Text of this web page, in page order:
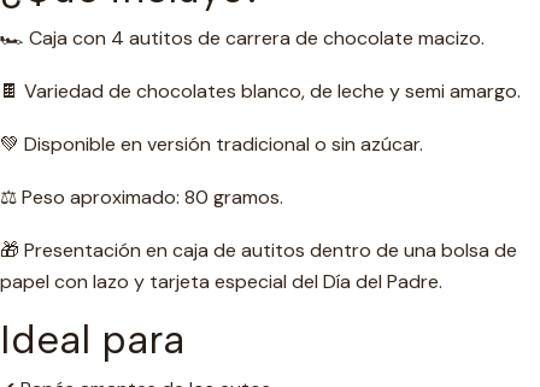
🏎️ Caja con 4 autitos de carrera de chocolate macizo.
🍫 Variedad de chocolates blanco, de leche y semi amargo.
💚 Disponible en versión tradicional o sin azúcar.
⚖️ Peso aproximado: 80 gramos.
🎁 Presentación en caja de autitos dentro de una bolsa de
papel con lazo y tarjeta especial del Día del Padre.
Ideal para